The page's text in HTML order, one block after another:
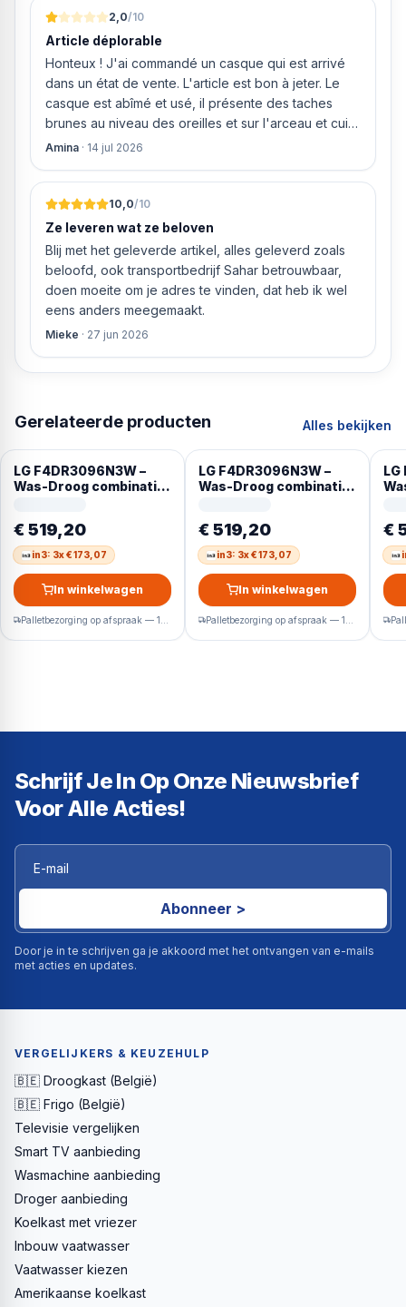
AI DD™ voor slimme bescherming van kleding door
aangepaste wasbewegingen
2,0/10
Article déplorable
Honteux ! J'ai commandé un casque qui est arrivé
dans un état de vente. L'article est bon à jeter. Le
casque est abîmé et usé, il présente des taches
brunes au niveau des oreilles et sur l'arceau et cuir
qui est craquelé ! Les coussins sont eux « dégonflés
Amina · 14 jul 2026
10,0/10
Ze leveren wat ze beloven
Blij met het geleverde artikel, alles geleverd zoals
beloofd, ook transportbedrijf Sahar betrouwbaar,
doen moeite om je adres te vinden, dat heb ik wel
eens anders meegemaakt.
Mieke · 27 jun 2026
Gerelateerde producten Alles bekijken
LG F4DR3096N3W –
Was-Droog combinatie
€ 519,20
in3: 3x € 173,07
In winkelwagen
LG F4DR3096N3W –
Was-Droog combinatie
€ 519,20
in3: 3x € 173,07
In winkelwagen
LG
€
Schrijf Je In Op Onze Nieuwsbrief
Voor Alle Acties!
Abonneer >
Door je in te schrijven ga je akkoord met het ontvangen van e-mails
met acties en updates.
VERGELIJKERS & KEUZEHULP
🇧🇪 Droogkast (België)
🇧🇪 Frigo (België)
Televisie vergelijken
Smart TV aanbieding
Wasmachine aanbieding
Droger aanbieding
Koelkast met vriezer
Inbouw vaatwasser
Vaatwasser kiezen
Amerikaanse koelkast